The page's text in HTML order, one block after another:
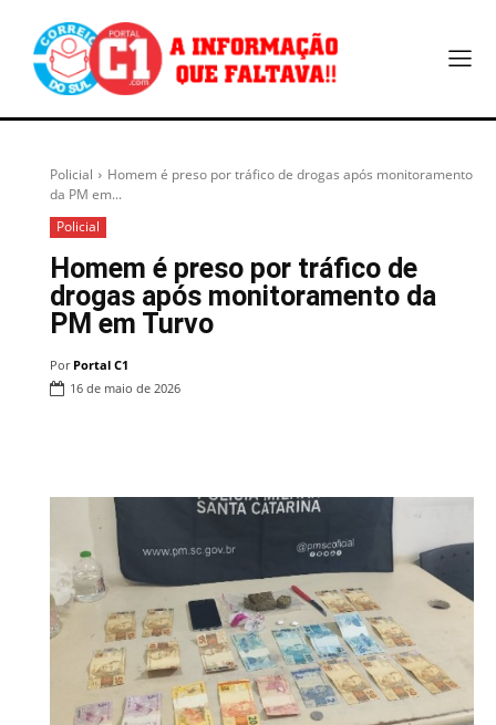
Policial
Homem é preso por tráfico de drogas após monitoramento
da PM em...
Policial
Homem é preso por tráfico de
drogas após monitoramento da
PM em Turvo
Por Portal C1
16 de maio de 2026